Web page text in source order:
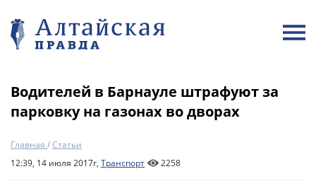
Водителей в Барнауле штрафуют за
парковку на газонах во дворах
Главная /Статьи
12:39, 14 июля 2017г, Транспорт 2258